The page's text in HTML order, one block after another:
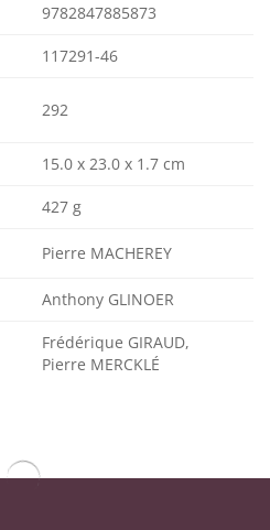
9782847885873
117291-46
292
15.0 x 23.0 x 1.7 cm
427 g
Pierre MACHEREY
Anthony GLINOER
Frédérique GIRAUD,
Pierre MERCKLÉ